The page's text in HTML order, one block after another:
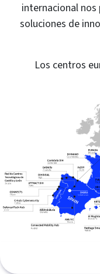
internacional
soluciones de
Los centros